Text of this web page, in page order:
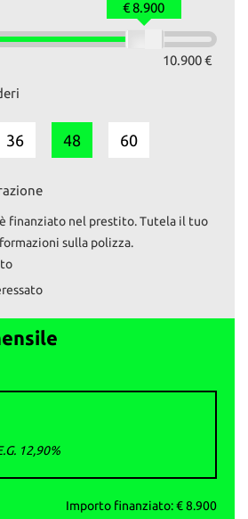
trovi la galleria fotografica completa e
veicolo.
della normativa vigente d.lgs 206/05.
(BS)
si fa presente che
esserci errori nello specificare
vincolo contrattuale
10.900 €
€ 8.900
36 48 60
finanziato nel prestito. Tutela il tuo
sulla polizza.
12,90%
Importo finanziato: €8.900